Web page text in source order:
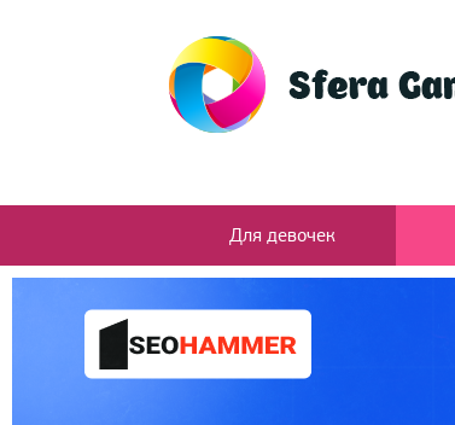
Для девочек